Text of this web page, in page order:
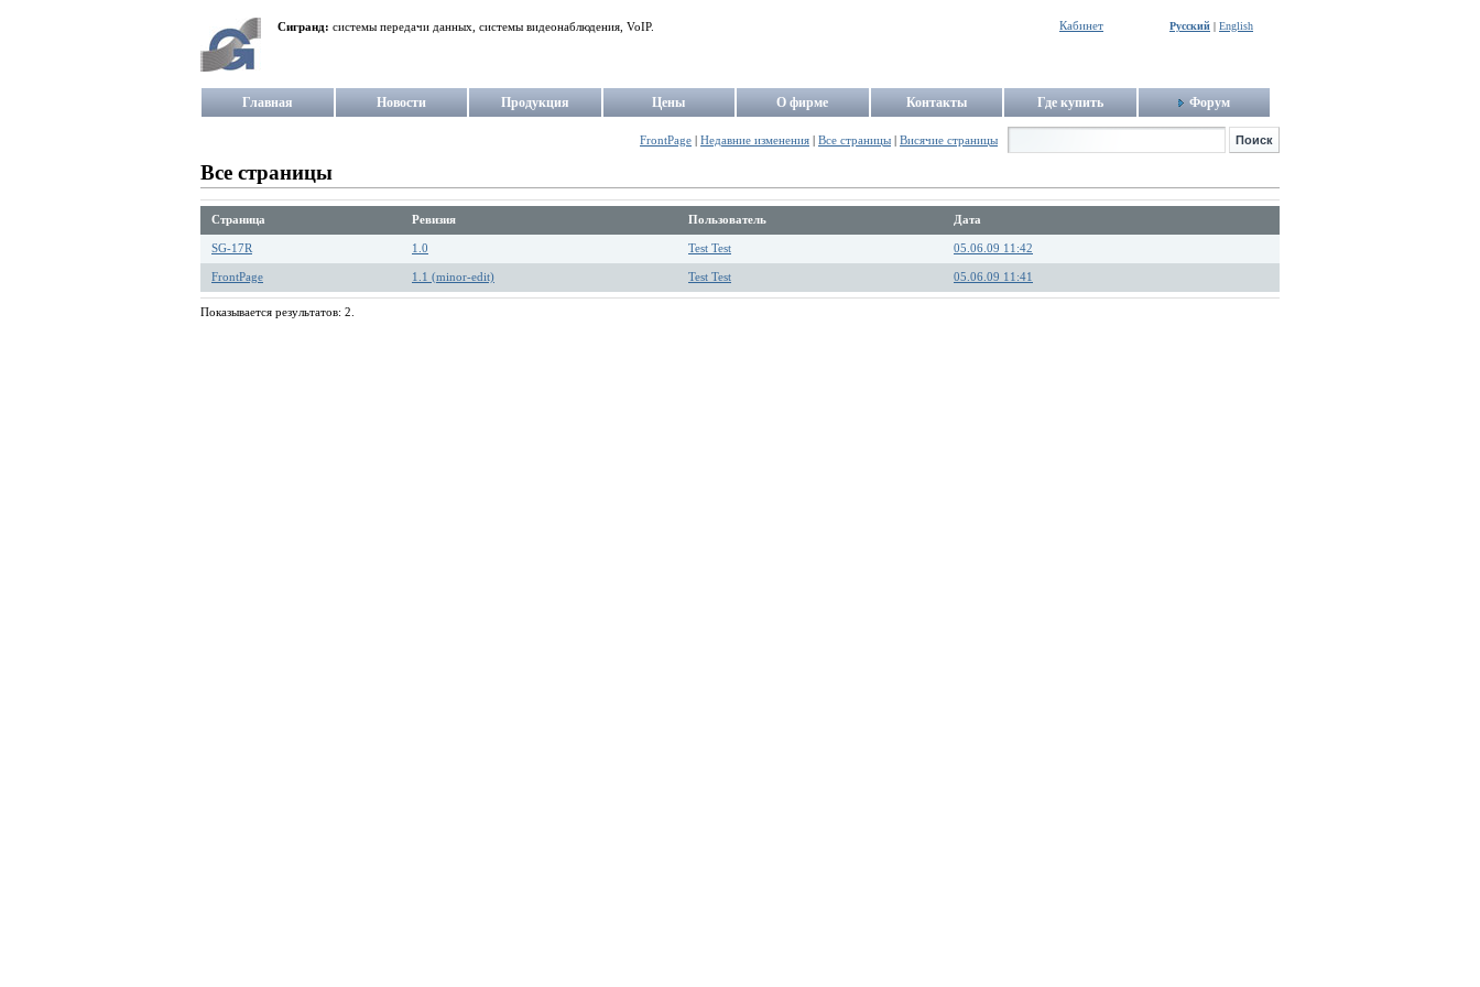
Сигранд: системы передачи данных, системы видеонаблюдения, VoIP. Кабинет Русский | English
Главная Новости Продукция Цены О фирме Контакты Где купить Форум
FrontPage Недавние изменения Все страницы Висячие страницы
Все страницы
Страница Ревизия Пользователь Дата
SG-17R 1.0 Test Test 05.06.09 11:42
FrontPage 1.1 (minor-edit) Test Test 05.06.09 11:41
Показывается результатов: 2.